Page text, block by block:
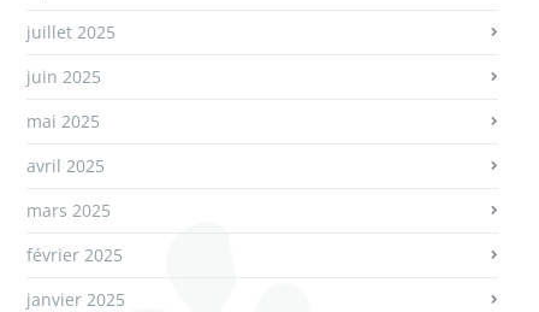
juillet 2025
juin 2025
mai 2025
avril 2025
mars 2025
février 2025
janvier 2025